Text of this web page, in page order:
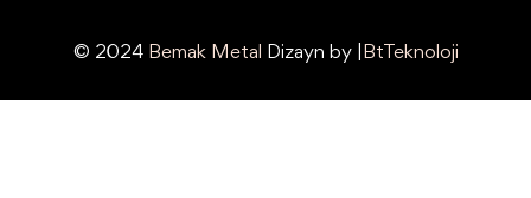
© 2024 Bemak Metal Dizayn by | BtTeknoloji